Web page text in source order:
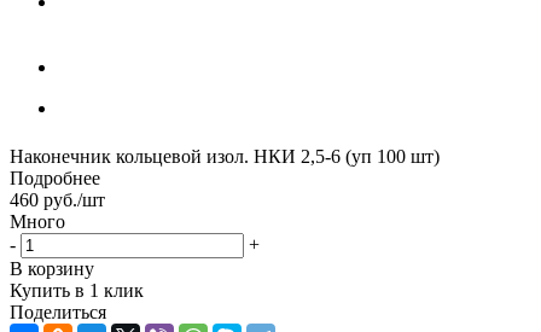
Наконечник кольцевой изол. НКИ 2,5-6 (уп 100 шт)
Подробнее
460 руб./шт
Много
-
+
В корзину
Купить в 1 клик
Поделиться